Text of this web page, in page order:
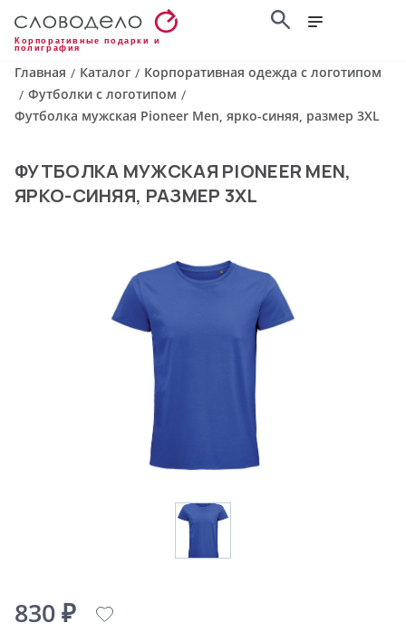
Корпоративные подарки и
полиграфия
Главная / Каталог / Корпоративная одежда с логотипом
/ Футболки с логотипом /
Футболка мужская Pioneer Men, ярко-синяя, размер 3XL
ФУТБОЛКА МУЖСКАЯ PIONEER MEN,
ЯРКО-СИНЯЯ, РАЗМЕР 3XL
830 ₽